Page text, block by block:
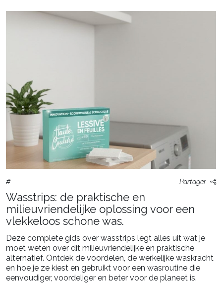
# Partager
Wasstrips: de praktische en
milieuvriendelijke oplossing voor een
vlekkeloos schone was.
Deze complete gids over wasstrips legt alles uit wat je
moet weten over dit milieuvriendelijke en praktische
alternatief. Ontdek de voordelen, de werkelijke waskracht
en hoe je ze kiest en gebruikt voor een wasroutine die
eenvoudiger, voordeliger en beter voor de planeet is.